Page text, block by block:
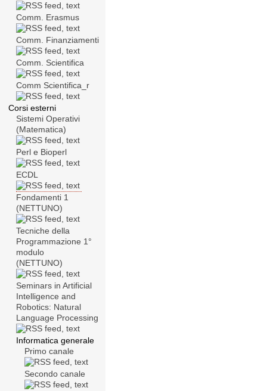
Comm. Erasmus
Comm. Finanziamenti
Comm. Scientifica
Comm Scientifica_r
Corsi esterni
Sistemi Operativi
(Matematica)
Perl e Bioperl
ECDL
Fondamenti 1
(NETTUNO)
Tecniche della
Programmazione 1°
modulo
(NETTUNO)
Seminars in Artificial
Intelligence and
Robotics: Natural
Language Processing
Informatica generale
Primo canale
Secondo canale